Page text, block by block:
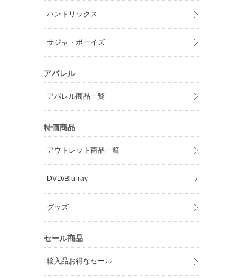
ハントリックス
サジャ・ボーイズ
アパレル
アパレル商品一覧
特価商品
アウトレット商品一覧
DVD/Blu-ray
グッズ
セール商品
輸入品お得なセール